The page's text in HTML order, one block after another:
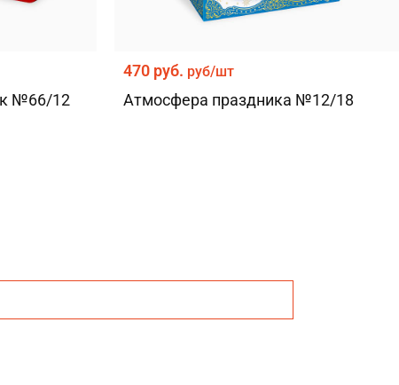
№66/12
470 руб. руб/шт
Атмосфера праздника №12/18